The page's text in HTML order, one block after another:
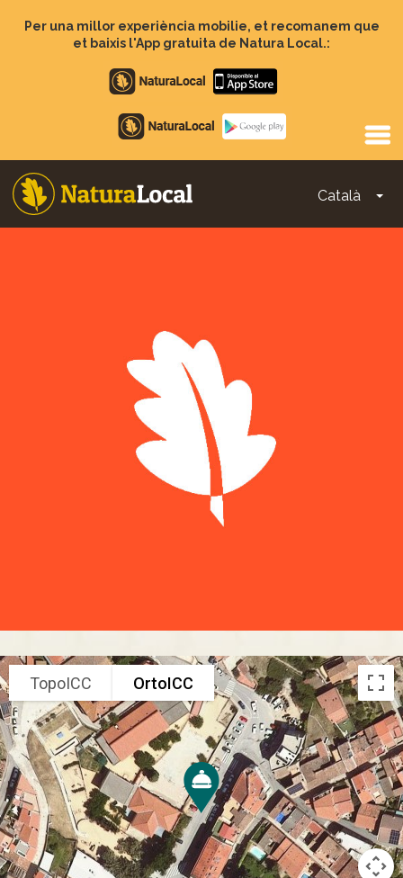
Per una millor experiència mobilie, et recomanem que
et baixis l'App gratuita de Natura Local.:
Apple
store
Google
Play
Català
Main
TopoICC OrtoICC